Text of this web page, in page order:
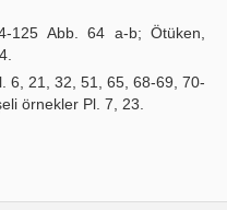
125 Abb. 64 a-b; Ötüken,
6, 21, 32, 51, 65, 68-69, 70-
örnekler Pl. 7, 23.